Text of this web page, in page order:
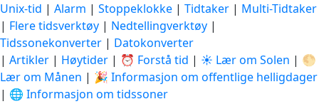
Unix-tid | Alarm | Stoppeklokke | Tidtaker | Multi-Tidtaker
| Flere tidsverktøy | Nedtellingverktøy |
Tidssonekonverter | Datokonverter
| Artikler | Høytider | ⏰ Forstå tid | ☀️ Lær om Solen | 🌕
Lær om Månen | 🎉 Informasjon om offentlige helligdager
| 🌐 Informasjon om tidssoner